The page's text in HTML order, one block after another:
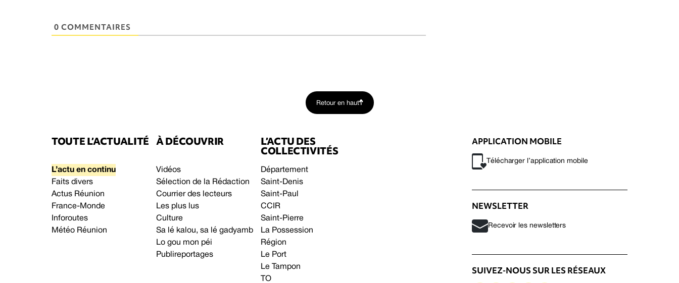
0 COMMENTAIRES
Retour en haut
TOUTE L’ACTUALITÉ
L’actu en continu
Faits divers
Actus Réunion
France-Monde
Inforoutes
Météo Réunion
À DÉCOUVRIR
Vidéos
Sélection de la Rédaction
Courrier des lecteurs
Les plus lus
Culture
Sa lé kalou, sa lé gadyamb
Lo gou mon péi
Publireportages
L’ACTU DES
COLLECTIVITÉS
Département
Saint-Denis
Saint-Paul
CCIR
Saint-Pierre
La Possession
Région
Le Port
Le Tampon
TO
APPLICATION MOBILE
Télécharger l’application mobile
NEWSLETTER
Recevoir les newsletters
SUIVEZ-NOUS SUR LES RÉSEAUX